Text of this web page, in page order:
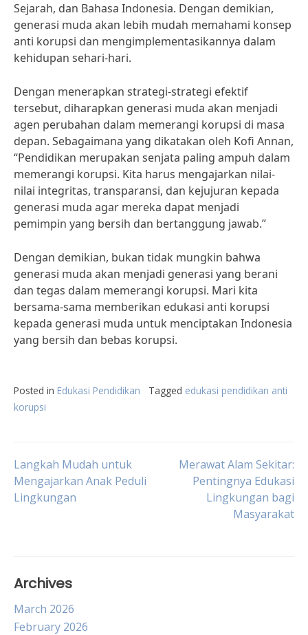
Sejarah, dan Bahasa Indonesia. Dengan demikian,
generasi muda akan lebih mudah memahami konsep
anti korupsi dan mengimplementasikannya dalam
kehidupan sehari-hari.
Dengan menerapkan strategi-strategi efektif
tersebut, diharapkan generasi muda akan menjadi
agen perubahan dalam memerangi korupsi di masa
depan. Sebagaimana yang dikatakan oleh Kofi Annan,
“Pendidikan merupakan senjata paling ampuh dalam
memerangi korupsi. Kita harus mengajarkan nilai-
nilai integritas, transparansi, dan kejujuran kepada
generasi muda agar mereka dapat menjadi
pemimpin yang bersih dan bertanggung jawab.”
Dengan demikian, bukan tidak mungkin bahwa
generasi muda akan menjadi generasi yang berani
dan tegas dalam memerangi korupsi. Mari kita
bersama-sama memberikan edukasi anti korupsi
kepada generasi muda untuk menciptakan Indonesia
yang bersih dan bebas korupsi.
Posted in Edukasi Pendidikan Tagged edukasi pendidikan anti
korupsi
Post
navigation
Langkah Mudah untuk
Mengajarkan Anak Peduli
Lingkungan
Merawat Alam Sekitar:
Pentingnya Edukasi
Lingkungan bagi
Masyarakat
Archives
March 2026
February 2026